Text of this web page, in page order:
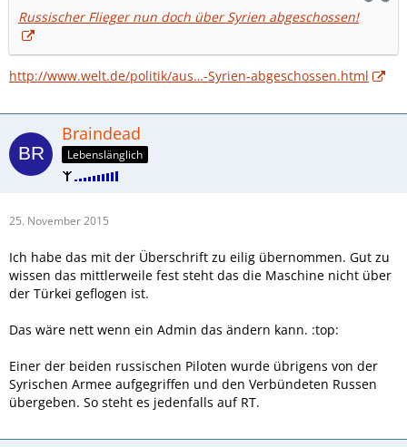
Russischer Flieger nun doch über Syrien abgeschossen!
http://www.welt.de/politik/aus…-Syrien-abgeschossen.html
Braindead
Lebenslänglich
25. November 2015
Ich habe das mit der Überschrift zu eilig übernommen. Gut zu
wissen das mittlerweile fest steht das die Maschine nicht über
der Türkei geflogen ist.
Das wäre nett wenn ein Admin das ändern kann. :top:
Einer der beiden russischen Piloten wurde übrigens von der
Syrischen Armee aufgegriffen und den Verbündeten Russen
übergeben. So steht es jedenfalls auf RT.